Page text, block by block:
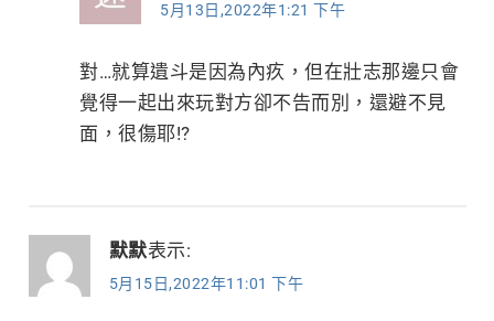
5月13日,2022年1:21 下午
對…就算遺斗是因為內疚，但在壯志那邊只會
覺得一起出來玩對方卻不告而別，還避不見
面，很傷耶!?
默默表示:
5月15日,2022年11:01 下午